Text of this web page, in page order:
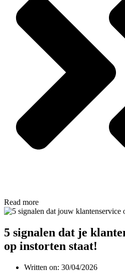
Read more
5 signalen dat je
op instorten staat!
Written on: 30/04/2026